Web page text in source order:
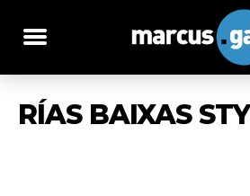
RÍAS BAIXAS